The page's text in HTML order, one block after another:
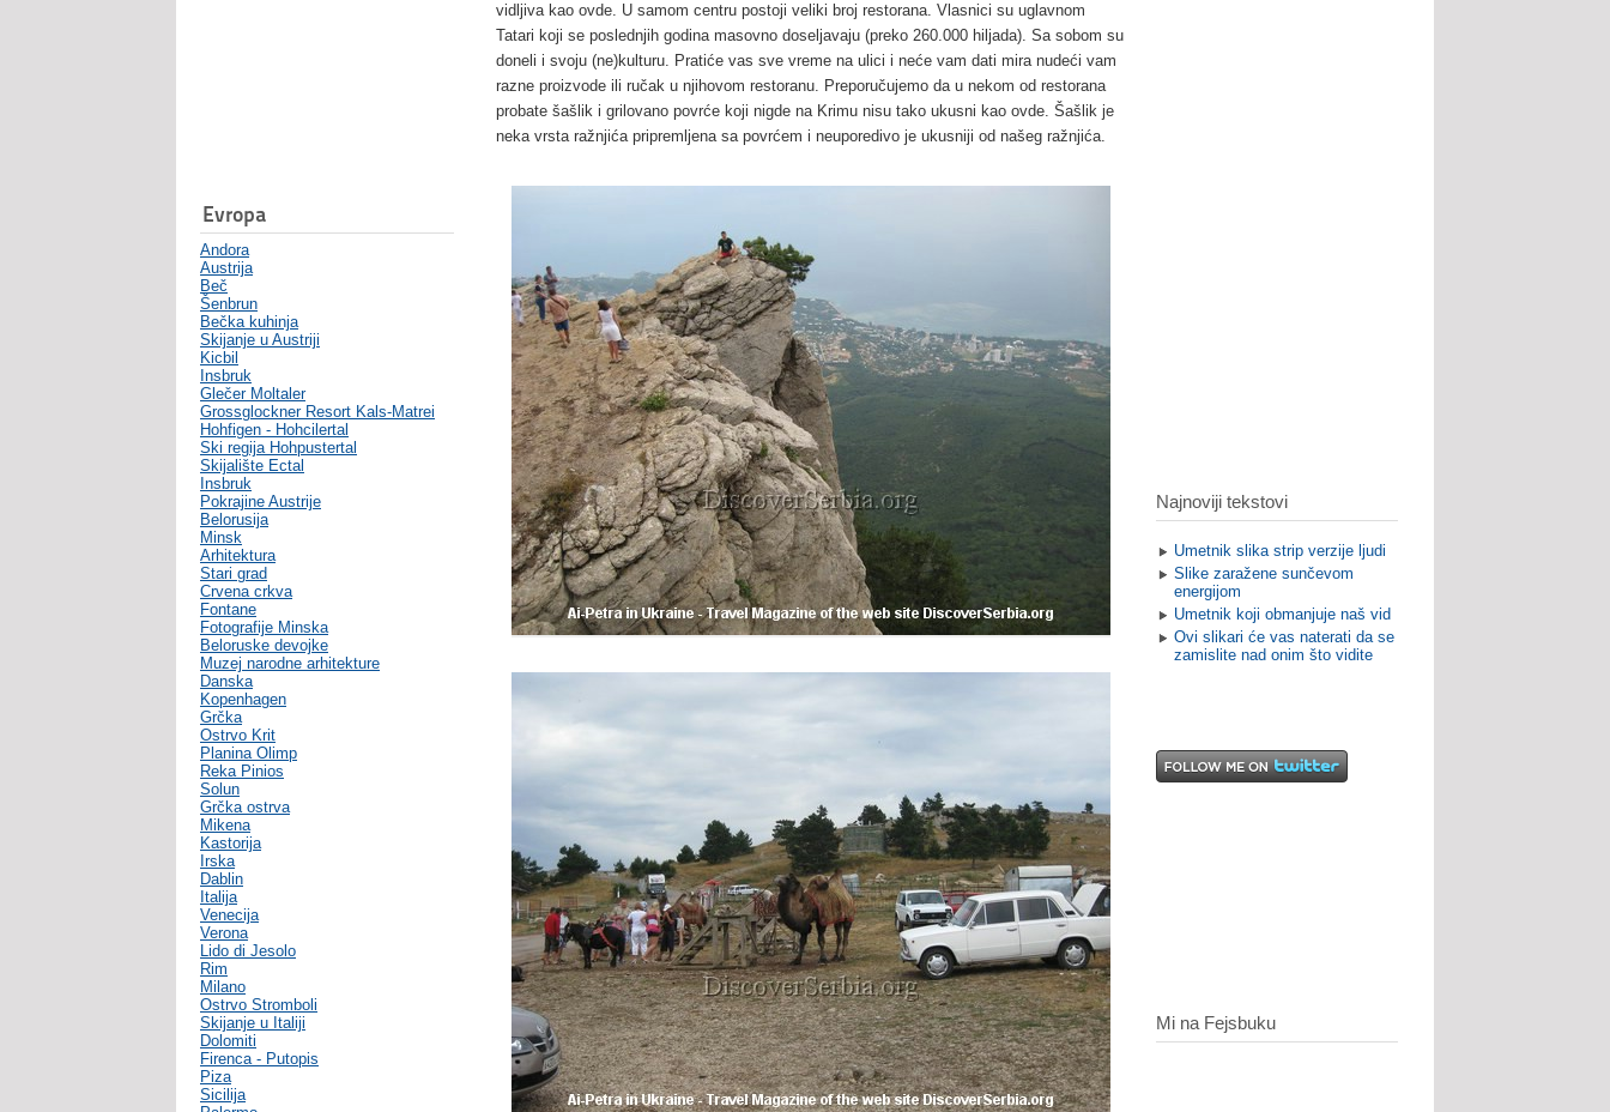
Evropa
Andora
Austrija
Beč
Šenbrun
Bečka kuhinja
Skijanje u Austriji
Kicbil
Insbruk
Glečer Moltaler
Grossglockner Resort Kals-Matrei
Hohfigen - Hohcilertal
Ski regija Hohpustertal
Skijalište Ectal
Insbruk
Pokrajine Austrije
Belorusija
Minsk
Arhitektura
Stari grad
Crvena crkva
Fontane
Fotografije Minska
Beloruske devojke
Muzej narodne arhitekture
Danska
Kopenhagen
Grčka
Ostrvo Krit
Planina Olimp
Reka Pinios
Solun
Grčka ostrva
Mikena
Kastorija
Irska
Dablin
Italija
Venecija
Verona
Lido di Jesolo
Rim
Milano
Ostrvo Stromboli
Skijanje u Italiji
Dolomiti
Firenca - Putopis
Piza
Sicilija
vidljiva kao ovde. U samom centru postoji veliki broj restorana. Vlasnici su uglavnom
Tatari koji se poslednjih godina masovno doseljavaju (preko 260.000 hiljada). Sa sobom su
doneli i svoju (ne)kulturu. Pratiće vas sve vreme na ulici i neće vam dati mira nudeći vam
razne proizvode ili ručak u njihovom restoranu. Preporučujemo da u nekom od restorana
probate šašlik i grilovano povrće koji nigde na Krimu nisu tako ukusni kao ovde. Šašlik je
neka vrsta ražnjića pripremljena sa povrćem i neuporedivo je ukusniji od našeg ražnjića.
Najnoviji tekstovi
Umetnik slika strip verzije ljudi
Slike zaražene sunčevom
energijom
Umetnik koji obmanjuje naš vid
Ovi slikari će vas naterati da se
zamislite nad onim što vidite
Mi na Fejsbuku